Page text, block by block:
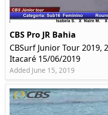
CBS Pro JR Bahia
CBSurf Junior Tour 2019,
Itacaré 15/06/2019
Added June 15, 2019